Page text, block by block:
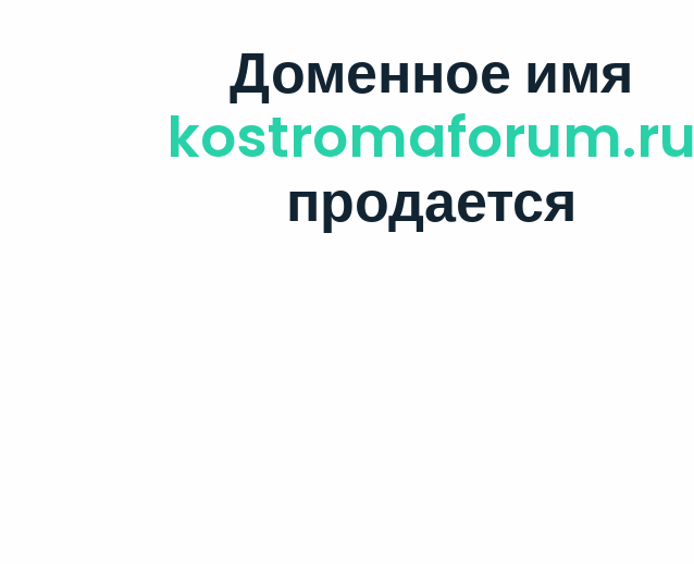
Доменное имя
kostromaforum.ru
продается